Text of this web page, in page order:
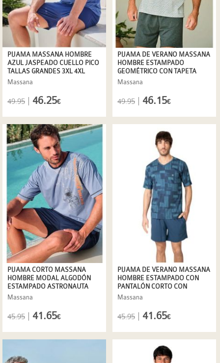
PIJAMA MASSANA HOMBRE
AZUL JASPEADO CUELLO PICO
TALLAS GRANDES 3XL 4XL
Massana
49.95 46.25€
PIJAMA DE VERANO MASSANA
HOMBRE ESTAMPADO
GEOMÉTRICO CON TAPETA
ABOTONADA
Massana
49.95 46.15€
PIJAMA CORTO MASSANA
HOMBRE MODAL ALGODÓN
ESTAMPADO ASTRONAUTA
Massana
45.95 41.65€
PIJAMA DE VERANO MASSANA
HOMBRE ESTAMPADO CON
PANTALÓN CORTO CON
BOLSILLOS
Massana
45.95 41.65€